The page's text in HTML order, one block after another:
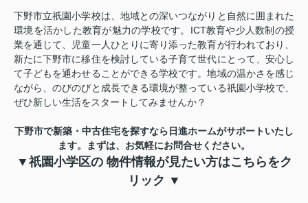
下野市立祇園小学校は、地域との深いつながりと自然に囲まれた
環境を活かした教育が魅力の学校です。ICT教育や少人数制の授
業を通じて、児童一人ひとりに寄り添った教育が行われており、
新たに下野市に移住を検討している子育て世代にとって、安心し
て子どもを通わせることができる学校です。地域の温かさを感じ
ながら、のびのびと成長できる環境が整っている祇園小学校で、
ぜひ新しい生活をスタートしてみませんか？
下野市で新築・中古住宅を探すなら日進ホームがサポートいたし
ます。
まずは、お気軽にお問合せください。
▼祇園小学区の 物件情報が見たい方はこちらをク
リック ▼